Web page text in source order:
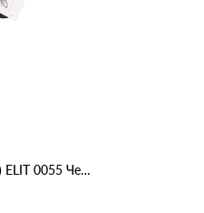
Носки резинка (23-25) ELIT 0055 Черный